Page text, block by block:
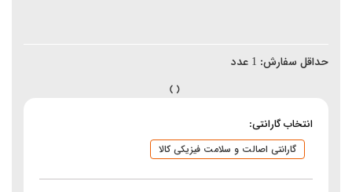
حداقل سفارش: 1 عدد
انتخاب گارانتی:
گارانتی اصالت و سلامت فیزیکی کالا